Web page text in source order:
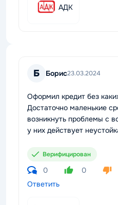
АДК
Б Борис23.03.2024
Оформил кредит без
Достаточно маленькие
возникнуть проблемы с
у них действует
Верифицирован
0 0
Ответить